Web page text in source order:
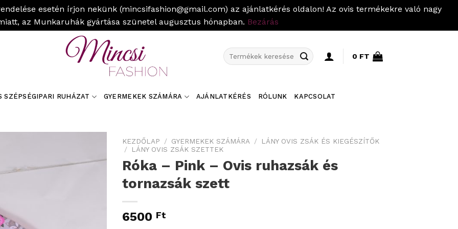
esetén írjon nekünk (mincsifashion@gmail.com) az ajánlatkérés oldalon! Az ovis termékekre való nagy
az Munkaruhák gyártása szünetel augusztus hónapban. Bezárás
Keresés
a
0 FT
SZÉPSÉGIPARI RUHÁZAT GYERMEKEK SZÁMÁRA AJÁNLATKÉRÉS RÓLUNK KAPCSOLAT
KEZDŐLAP / GYERMEKEK SZÁMÁRA /
LÁNY OVIS ZSÁK ÉS KIEGÉSZÍTŐK
/
LÁNY OVIS ZSÁK SZETTEK
Róka – Pink – Ovis ruhazsák és
tornazsák szett
6500 Ft